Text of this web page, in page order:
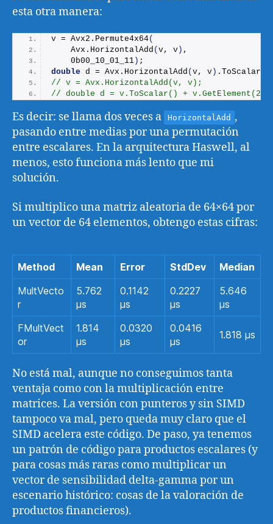
esta otra manera:
v = Avx2. Permute4x64(
    Avx.
HorizontalAdd ( v, v ) ,
    0b00_10_01_11
) ;
double d = Avx. HorizontalAdd ( v, v ) . ToScalar
// v = Avx.HorizontalAdd(v, v);
// double d = v.ToScalar() + v.GetElement(2);
Es decir: se llama dos veces a HorizontalAdd ,
pasando entre medias por una permutación
entre escalares. En la arquitectura Haswell, al
menos, esto funciona más lento que mi
solución.
Si multiplico una matriz aleatoria de 64×64 por
un vector de 64 elementos, obtengo estas cifras:
Method Mean Error StdDev
Median
MultVecto
r
5.762
μs
0.1142
μs
0.2227
μs
5.646
μs
FMultVect
or
1.814
μs
0.0320
μs
0.0416
μs
1.818 μs
No está mal, aunque no conseguimos tanta
ventaja como con la multiplicación entre
matrices. La versión con punteros y sin SIMD
tampoco va mal, pero queda muy claro que el
SIMD acelera este código. De paso, ya tenemos
un patrón de código para productos escalares (y
para cosas más raras como multiplicar un
vector de sensibilidad delta-gamma por un
escenario histórico: cosas de la valoración de
productos financieros).